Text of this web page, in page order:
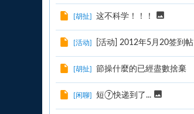
[胡扯] 这不科学！！！
[活动] [活动] 2012年5月20签到帖
[胡扯] 節操什麼的已經盡數捨棄
[闲聊] 短⑦快递到了...